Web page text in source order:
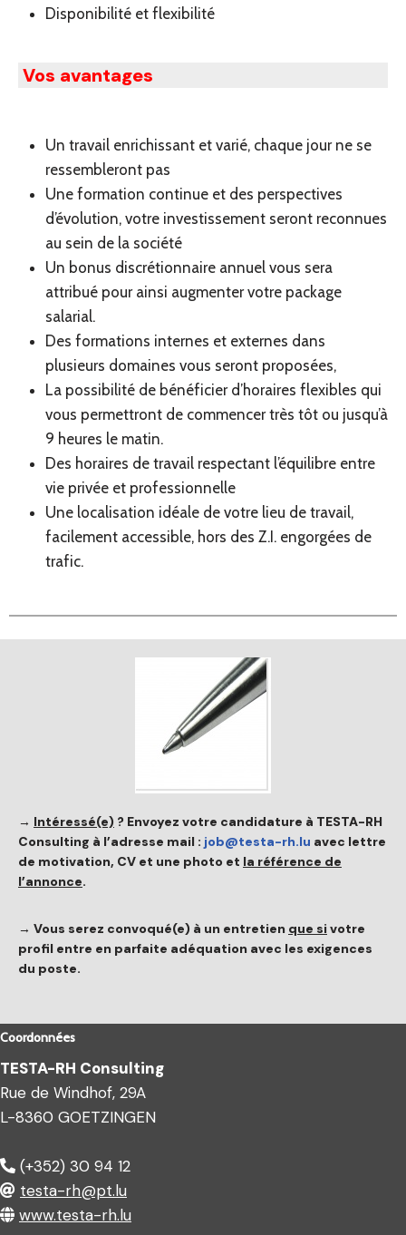
Disponibilité et flexibilité
Vos avantages
Un travail enrichissant et varié, chaque jour ne se
ressembleront pas
Une formation continue et des perspectives
d’évolution, votre investissement seront reconnues
au sein de la société
Un bonus discrétionnaire annuel vous sera
attribué pour ainsi augmenter votre package
salarial.
Des formations internes et externes dans
plusieurs domaines vous seront proposées,
La possibilité de bénéficier d’horaires flexibles qui
vous permettront de commencer très tôt ou jusqu’à
9 heures le matin.
Des horaires de travail respectant l’équilibre entre
vie privée et professionnelle
Une localisation idéale de votre lieu de travail,
facilement accessible, hors des Z.I. engorgées de
trafic.
→ Intéressé(e) ? Envoyez votre candidature à TESTA-RH
Consulting à l’adresse mail : job@testa-rh.lu avec lettre
de motivation, CV et une photo et la référence de
l’annonce.
→ Vous serez convoqué(e) à un entretien que sivotre
profil entre en parfaite adéquation avec les exigences
du poste.
Coordonnées
TESTA-RH Consulting
Rue de Windhof, 29A
L-8360 GOETZINGEN
(+352) 30 94 12
testa-rh@pt.lu
www.testa-rh.lu